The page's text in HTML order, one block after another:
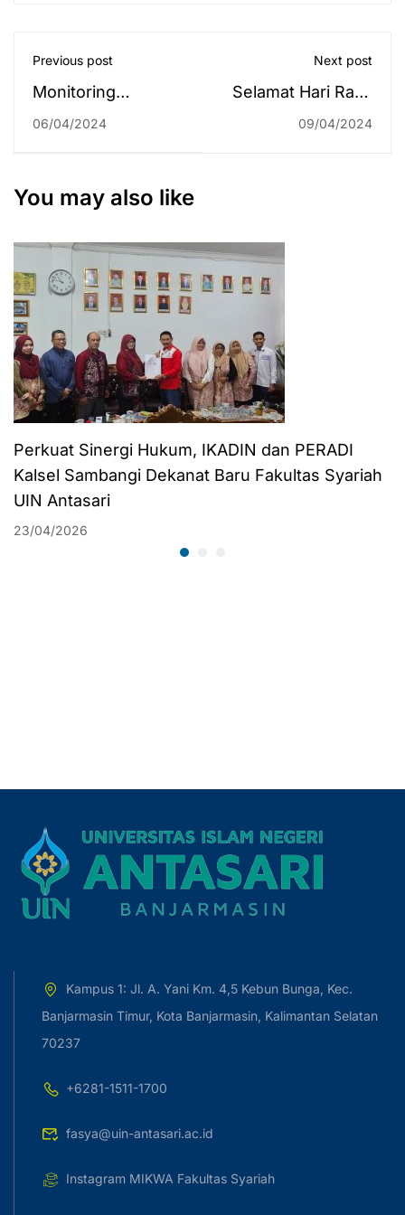
Previous post
Monitoring
Penutupan KKN
LP2M Sekaligus
06/04/2024
Next post
Selamat Hari Raya
Idul Fitri 1 Syawal
09/04/2024
You may also like
Perkuat Sinergi Hukum, IKADIN dan PERADI
Kalsel Sambangi Dekanat Baru Fakultas Syariah
UIN Antasari
23/04/2026
Kampus 1: Jl. A. Yani Km. 4,5 Kebun Bunga, Kec.
Banjarmasin Timur, Kota Banjarmasin, Kalimantan Selatan
70237
+6281-1511-1700
fasya@uin-antasari.ac.id
Instagram MIKWA Fakultas Syariah